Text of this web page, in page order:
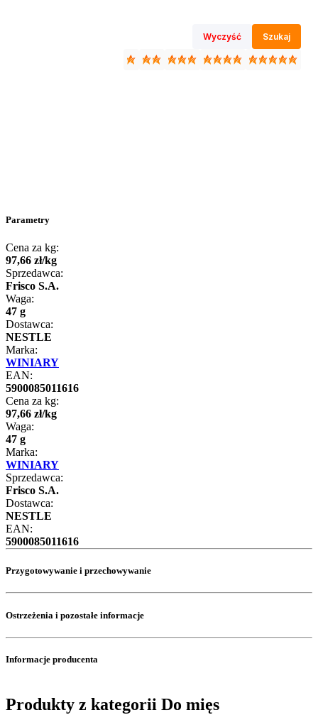
Wyczyść Szukaj
Parametry
Cena za kg:
97,66 zł/kg
Sprzedawca:
Frisco S.A.
Waga:
47 g
Dostawca:
NESTLE
Marka:
WINIARY
EAN:
5900085011616
Cena za kg:
97,66 zł/kg
Waga:
47 g
Marka:
WINIARY
Sprzedawca:
Frisco S.A.
Dostawca:
NESTLE
EAN:
5900085011616
Przygotowywanie i przechowywanie
Ostrzeżenia i pozostałe informacje
Informacje producenta
Produkty z kategorii Do mięs